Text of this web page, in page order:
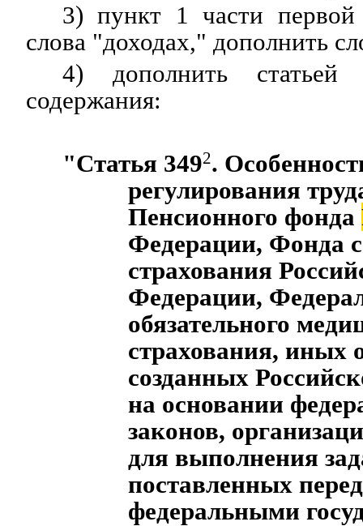
3) пункт 1 части первой
слова "доходах," дополнить
4) дополнить статьей
содержания:
"Статья 3492.
регулирования
Пенсионного фонда
Федерации, Фонда
страхования
Федерации,
обязательного
страхования, иных
созданных
на основании
законов,
для выполнения
поставленных перед
федеральными